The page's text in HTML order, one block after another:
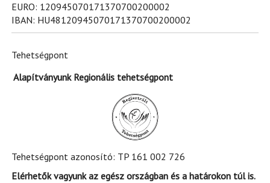
EURO: 120945070171370700200002
IBAN: HU48120945070171370700200002
Tehetségpont
Alapítványunk Regionális tehetségpont
Tehetségpont azonosító: TP 161 002 726
Elérhetők vagyunk az egész országban és a határokon túl is.